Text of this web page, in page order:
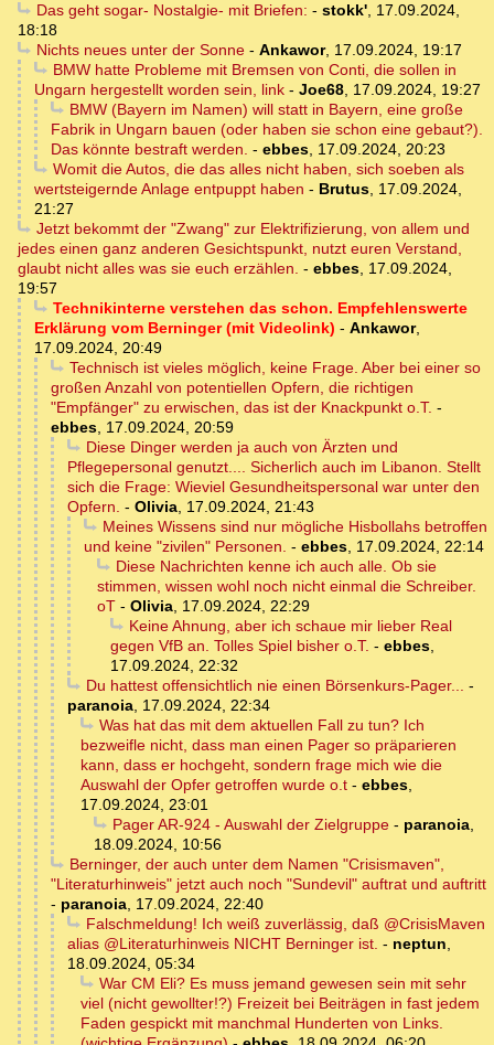
Das geht sogar- Nostalgie- mit Briefen: - stokk', 17.09.2024,
18:18
Nichts neues unter der Sonne- Ankawor, 17.09.2024, 19:17
BMW hatte Probleme mit Bremsen von Conti, die sollen in
Ungarn hergestellt worden sein, link - Joe68, 17.09.2024, 19:27
BMW (Bayern im Namen) will statt in Bayern, eine große
Fabrik in Ungarn bauen (oder haben sie schon eine gebaut?).
Das könnte bestraft werden. - ebbes, 17.09.2024, 20:23
Womit die Autos, die das alles nicht haben, sich soeben als
wertsteigernde Anlage entpuppt haben - Brutus, 17.09.2024,
21:27
Jetzt bekommt der "Zwang" zur Elektrifizierung, von allem und
jedes einen ganz anderen Gesichtspunkt, nutzt euren Verstand,
glaubt nicht alles was sie euch erzählen. - ebbes, 17.09.2024,
19:57
Technikinterne verstehen das schon. Empfehlenswerte
Erklärung vom Berninger (mit Videolink) - Ankawor,
17.09.2024, 20:49
Technisch ist vieles möglich, keine Frage. Aber bei einer so
großen Anzahl von potentiellen Opfern, die richtigen
"Empfänger" zu erwischen, das ist der Knackpunkt o.T. -
ebbes, 17.09.2024, 20:59
Diese Dinger werden ja auch von Ärzten und
Pflegepersonal genutzt.... Sicherlich auch im Libanon. Stellt
sich die Frage: Wieviel Gesundheitspersonal war unter den
Opfern. - Olivia, 17.09.2024, 21:43
Meines Wissens sind nur mögliche Hisbollahs betroffen
und keine "zivilen" Personen. - ebbes, 17.09.2024, 22:14
Diese Nachrichten kenne ich auch alle. Ob sie
stimmen, wissen wohl noch nicht einmal die Schreiber.
oT - Olivia, 17.09.2024, 22:29
Keine Ahnung, aber ich schaue mir lieber Real
gegen VfB an. Tolles Spiel bisher o.T. - ebbes,
17.09.2024, 22:32
Du hattest offensichtlich nie einen Börsenkurs-Pager... -
paranoia, 17.09.2024, 22:34
Was hat das mit dem aktuellen Fall zu tun? Ich
bezweifle nicht, dass man einen Pager so präparieren
kann, dass er hochgeht, sondern frage mich wie die
Auswahl der Opfer getroffen wurde o.t - ebbes,
17.09.2024, 23:01
Pager AR-924 - Auswahl der Zielgruppe- paranoia,
18.09.2024, 10:56
Berninger, der auch unter dem Namen "Crisismaven",
"Literaturhinweis" jetzt auch noch "Sundevil" auftrat und auftritt
- paranoia, 17.09.2024, 22:40
Falschmeldung! Ich weiß zuverlässig, daß @CrisisMaven
alias @Literaturhinweis NICHT Berninger ist. - neptun,
18.09.2024, 05:34
War CM Eli? Es muss jemand gewesen sein mit sehr
viel (nicht gewollter!?) Freizeit bei Beiträgen in fast jedem
Faden gespickt mit manchmal Hunderten von Links.